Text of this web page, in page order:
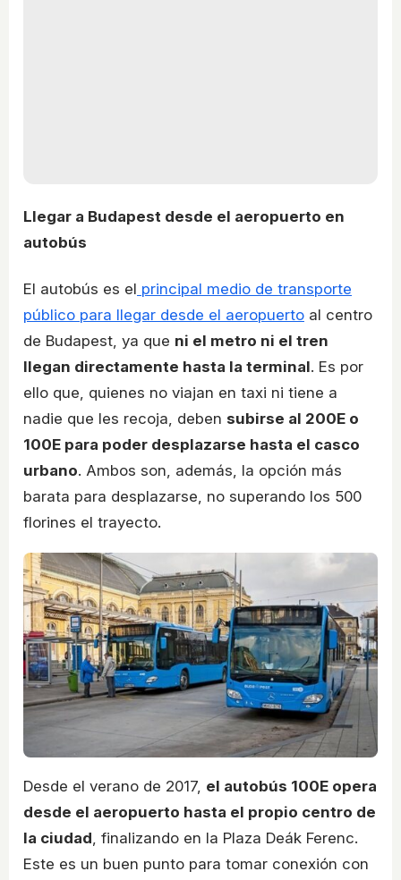
Llegar a Budapest desde el aeropuerto en
autobús
El autobús es el principal medio de transporte
público para llegar desde el aeropuerto al centro
de Budapest, ya que ni el metro ni el tren
llegan directamente hasta la terminal. Es por
ello que, quienes no viajan en taxi ni tiene a
nadie que les recoja, deben subirse al 200E o
100E para poder desplazarse hasta el casco
urbano. Ambos son, además, la opción más
barata para desplazarse, no superando los 500
florines el trayecto.
Desde el verano de 2017, el autobús 100E opera
desde el aeropuerto hasta el propio centro de
la ciudad , finalizando en la Plaza Deák Ferenc.
Este es un buen punto para tomar conexión con